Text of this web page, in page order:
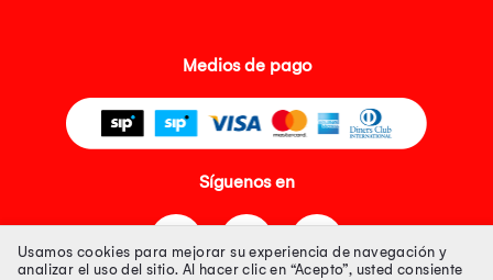
Medios de pago
Síguenos en
Usamos cookies para mejorar su experiencia de navegación y
analizar el uso del sitio. Al hacer clic en “Acepto”, usted consiente